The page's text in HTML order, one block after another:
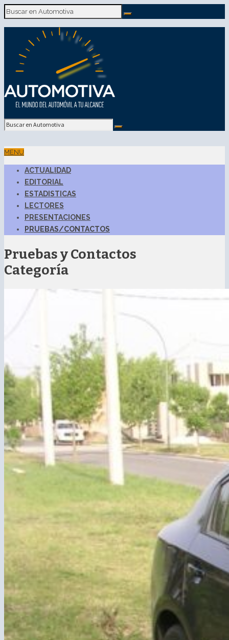
MENU
ACTUALIDAD
EDITORIAL
ESTADISTICAS
LECTORES
PRESENTACIONES
PRUEBAS/CONTACTOS
Pruebas y Contactos
Categoría